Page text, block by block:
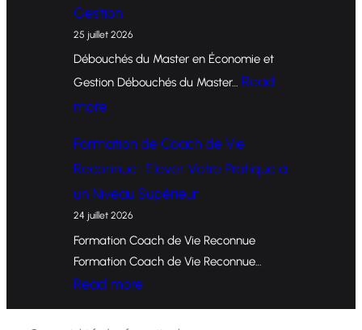
Gestion
25 juillet 2026
Débouchés du Master en Économie et
Gestion Débouchés du Master… Read
more:
t
u
n
Formation de Coach de Vie
Reconnue : Élever Votre Pratique à
un Niveau Supérieur
24 juillet 2026
Formation Coach de Vie Reconnue
Formation Coach de Vie Reconnue…
Read more:
F